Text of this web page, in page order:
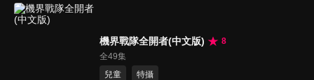
機界戰隊全開者(中文版)
8
全49集
兒童
特攝